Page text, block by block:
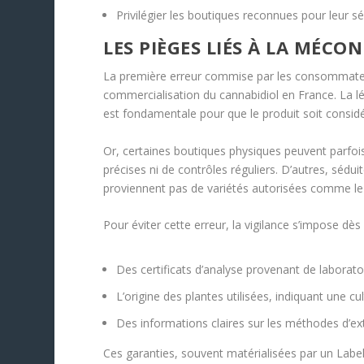
Privilégier les boutiques reconnues pour leur
LES PIÈGES LIÉS À LA
La première erreur commise par les
commercialisation du cannabidiol en France.
est fondamentale pour que le produit soit
Or, certaines boutiques physiques peuvent
précises ni de contrôles réguliers. D’autres,
proviennent pas de variétés autorisées comme
Pour éviter cette erreur, la vigilance s’impose
Des certificats d’analyse provenant de
L’origine des plantes utilisées, indiquant une
Des informations claires sur les méthodes
Ces garanties, souvent matérialisées par un